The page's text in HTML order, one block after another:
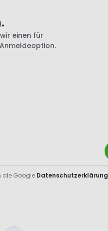
einen für
die Google Datenschutzerklärung